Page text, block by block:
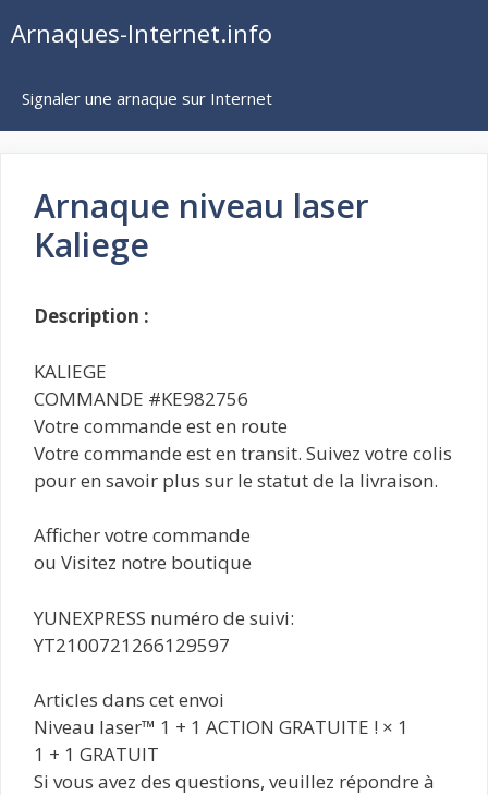
auArnaques-Internet.info
Signaler une arnaque sur Internet
Arnaque niveau laser
Kaliege
Description :
KALIEGE
COMMANDE #KE982756
Votre commande est en route
Votre commande est en transit. Suivez votre colis
pour en savoir plus sur le statut de la livraison.
Afficher votre commande
ou Visitez notre boutique
YUNEXPRESS numéro de suivi:
YT2100721266129597
Articles dans cet envoi
Niveau laser™ 1 + 1 ACTION GRATUITE ! × 1
1 + 1 GRATUIT
Si vous avez des questions, veuillez répondre à